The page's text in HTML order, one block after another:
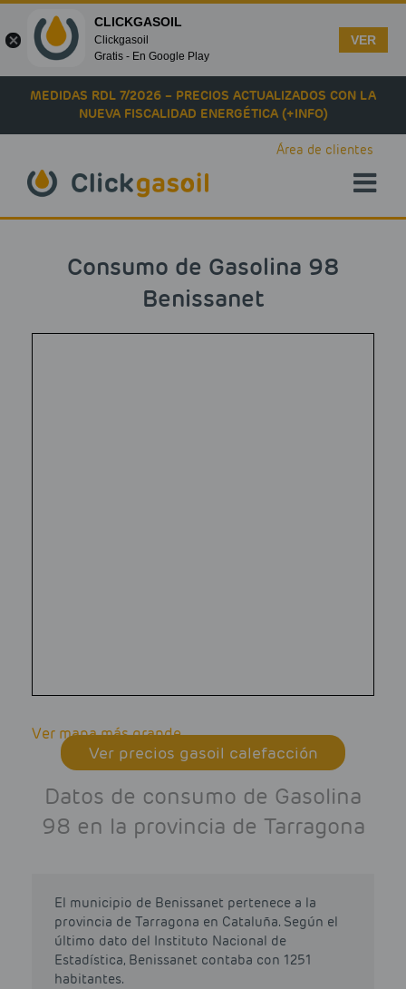
Skip to main content
MEDIDAS RDL 7/2026 – PRECIOS ACTUALIZADOS CON LA
NUEVA FISCALIDAD ENERGÉTICA (+INFO)
Área de clientes
Consumo de Gasolina 98
Benissanet
Ver mapa más grande
Ver precios gasoil calefacción
Datos de consumo de Gasolina
98 en la provincia de Tarragona
El municipio de Benissanet pertenece a la
provincia de Tarragona en Cataluña. Según el
último dato del Instituto Nacional de
Estadística, Benissanet contaba con 1251
habitantes.
CLICKGASOIL
Clickgasoil
Gratis - En Google Play
VER